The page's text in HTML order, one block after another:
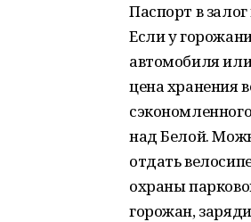
Паспорт в
Если у
автомобиля
цена хранения
над Белой.
отдать
охраны
горожан,